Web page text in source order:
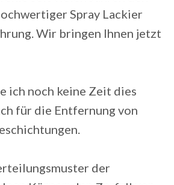
Spray Lackier
Wir bringen Ihnen jetzt
ich noch keine Zeit dies
für die Entfernung von
der